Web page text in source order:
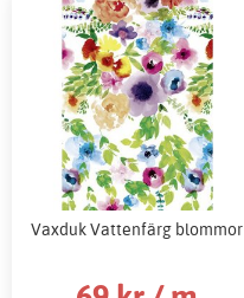
Vaxduk Vattenfärg blommor